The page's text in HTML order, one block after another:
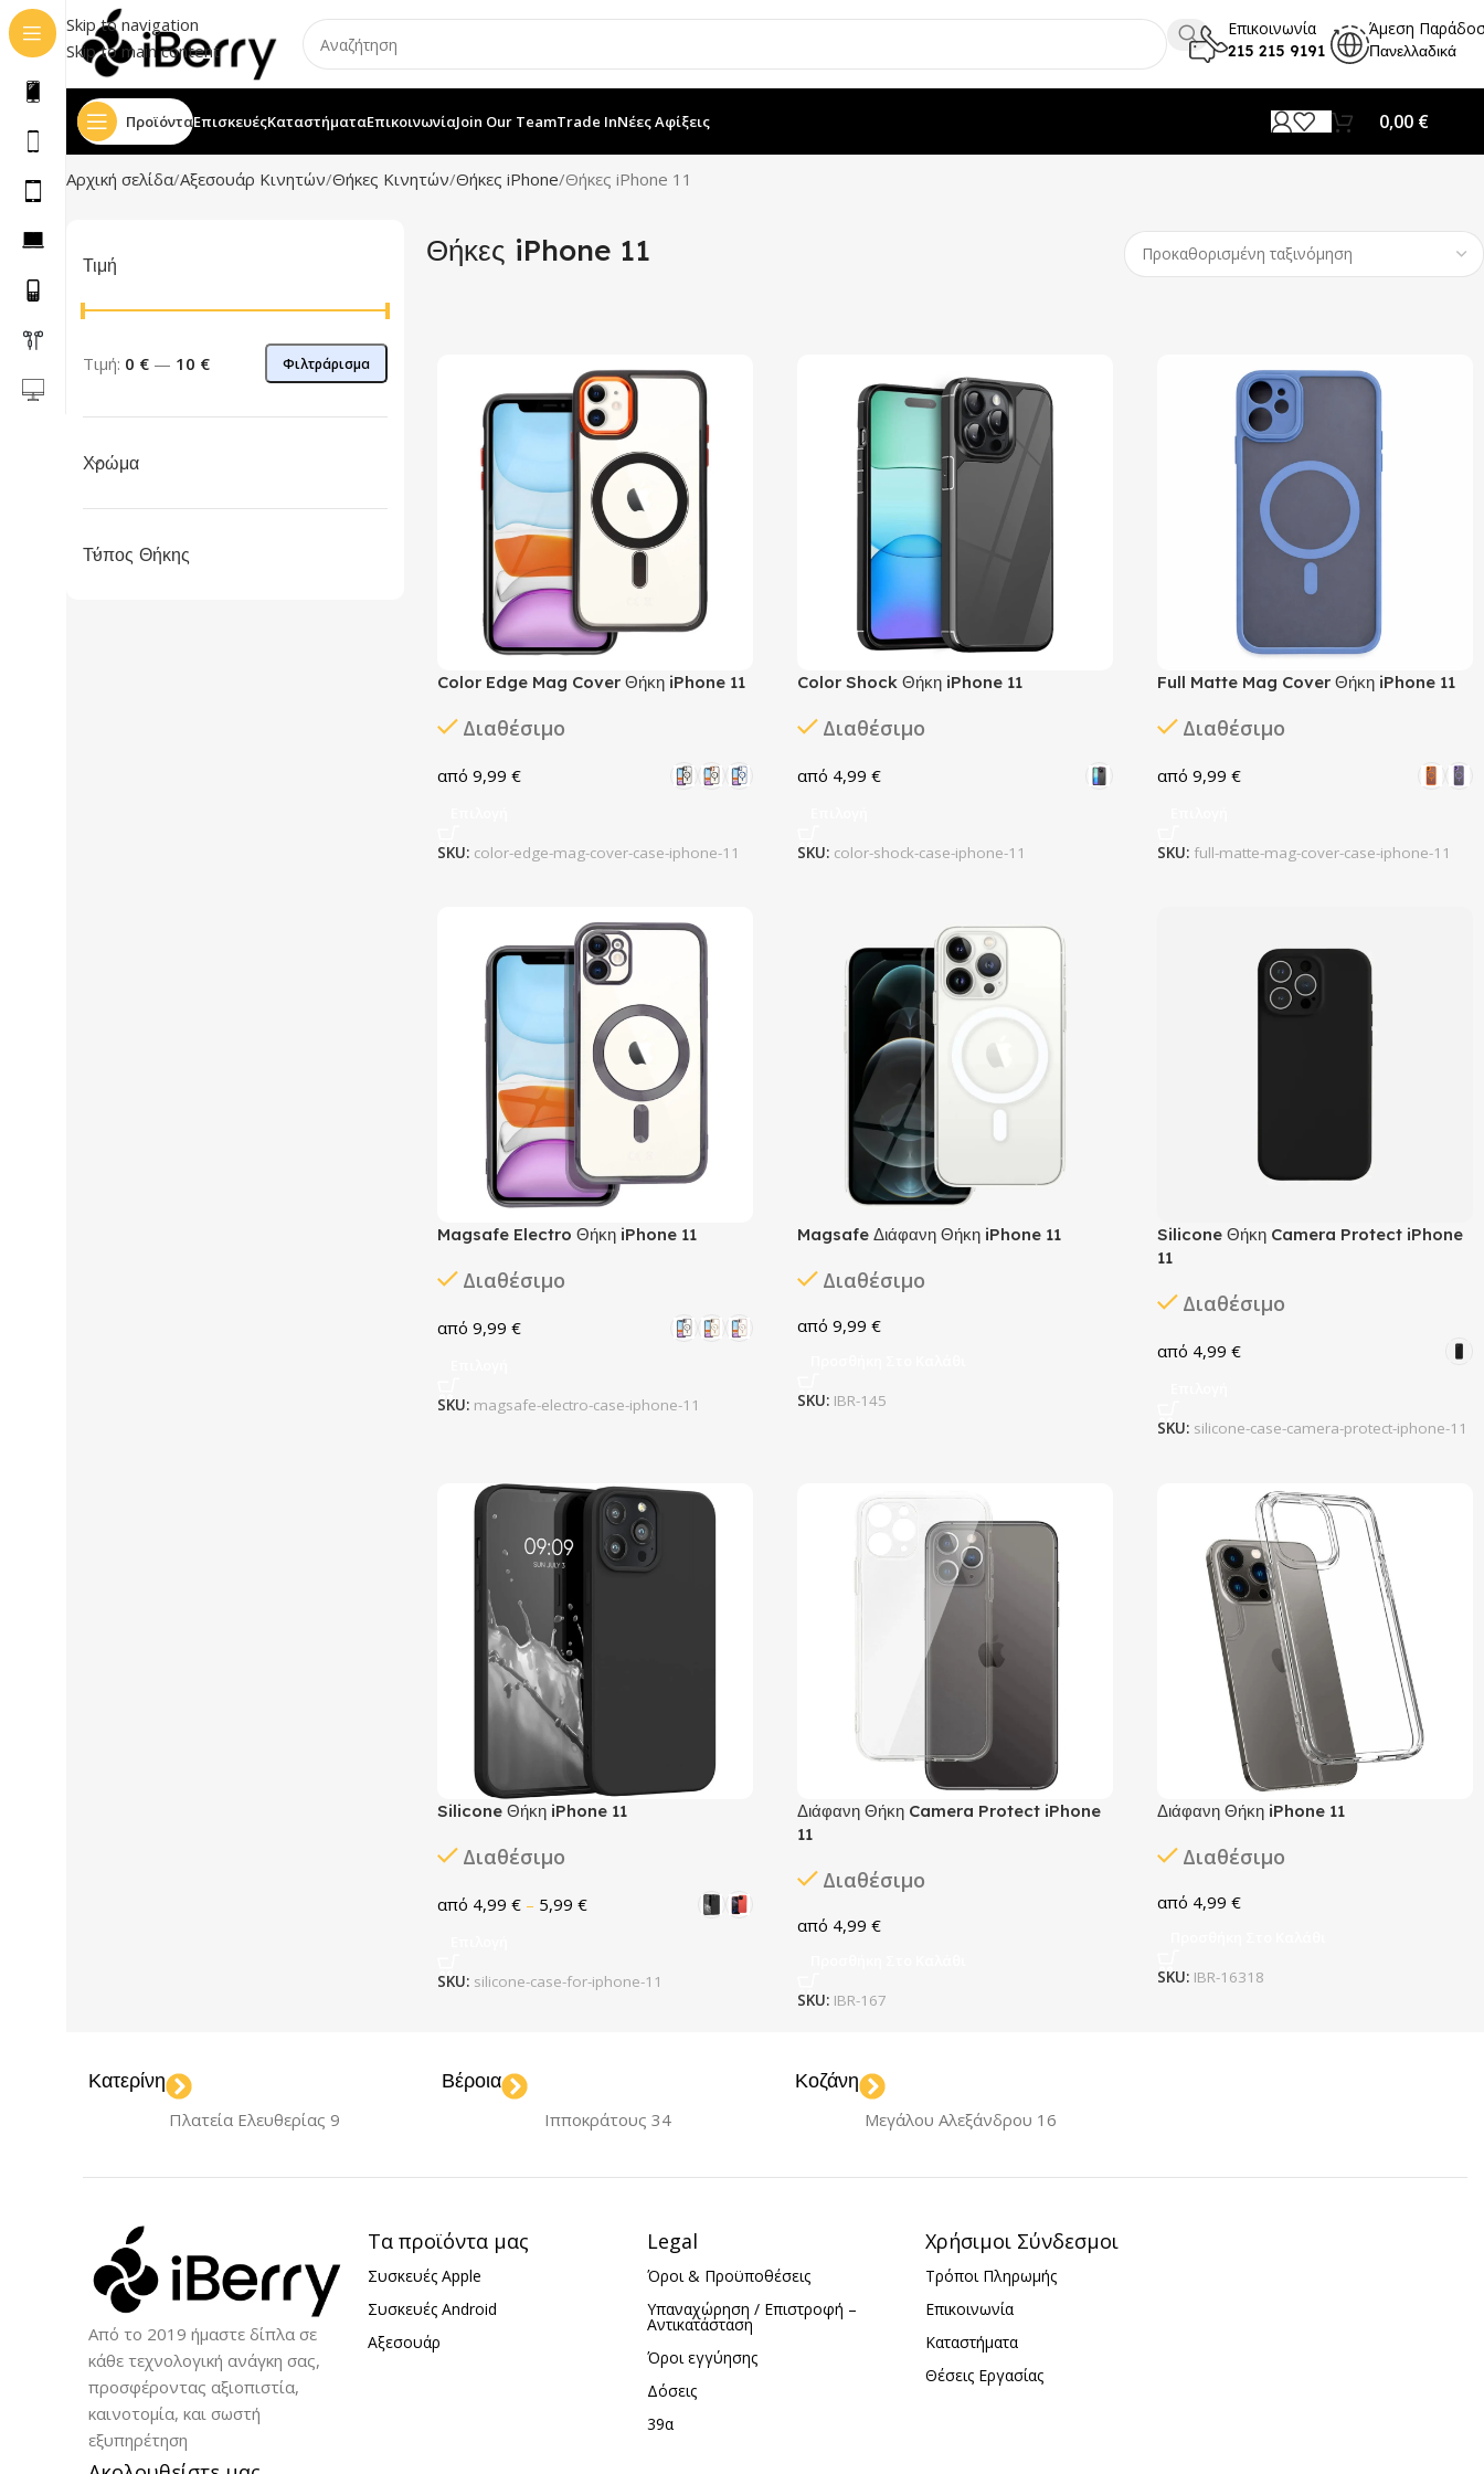
Skip to navigation
Skip to main content
Επικοινωνία
215 215 9191
Άμεση
Πανελλαδικά
ΠροϊόνταΕπισκευέςΚαταστήματαΕπικοινωνίαJoin Our TeamTrade InΝέες Αφίξεις 0,00 €
Αρχική σελίδα Αξεσουάρ Κινητών Θήκες Κινητών Θήκες iPhone Θήκες iPhone 11
Τιμή
Φιλτράρισμα
Τιμή: 0 € — 10 €
Χρώμα
Τύπος Θήκης
Θήκες iPhone 11
Color Edge Mag Cover Θήκη iPhone 11
Διαθέσιμο
9,99 €
SKU: color-edge-mag-cover-case-iphone-11
Color Shock Θήκη iPhone 11
Διαθέσιμο
4,99 €
SKU: color-shock-case-iphone-11
Full Matte Mag Cover Θήκη iPhone 11
Διαθέσιμο
9,99 €
SKU: full-matte-mag-cover-case-iphone-11
Magsafe Electro Θήκη iPhone 11
Διαθέσιμο
9,99 €
SKU: magsafe-electro-case-iphone-11
Magsafe Διάφανη Θήκη iPhone 11
Διαθέσιμο
9,99 €
SKU: IBR-145
Silicone Θήκη Camera Protect iPhone
11
Διαθέσιμο
4,99 €
SKU: silicone-case-camera-protect-iphone-11
Silicone Θήκη iPhone 11
Διαθέσιμο
4,99 € – 5,99 €
SKU: silicone-case-for-iphone-11
Διάφανη Θήκη Camera Protect iPhone
11
Διαθέσιμο
4,99 €
SKU: IBR-167
Διάφανη Θήκη iPhone 11
Διαθέσιμο
4,99 €
SKU: IBR-16318
Κατερίνη
Πλατεία Ελευθερίας 9
Βέροια
Ιπποκράτους 34
Κοζάνη
Μεγάλου Αλεξάνδρου 16
Από το 2019 ήμαστε δίπλα σε
κάθε τεχνολογική ανάγκη σας,
προσφέροντας αξιοπιστία,
καινοτομία, και σωστή
εξυπηρέτηση
Τα προϊόντα μας
Συσκευές Apple
Συσκευές Android
Αξεσουάρ
Legal
Όροι & Προϋποθέσεις
Υπαναχώρηση / Επιστροφή –
Αντικατάσταση
Όροι εγγύησης
Δόσεις
39α
Χρήσιμοι Σύνδεσμοι
Τρόποι Πληρωμής
Επικοινωνία
Καταστήματα
Θέσεις Εργασίας